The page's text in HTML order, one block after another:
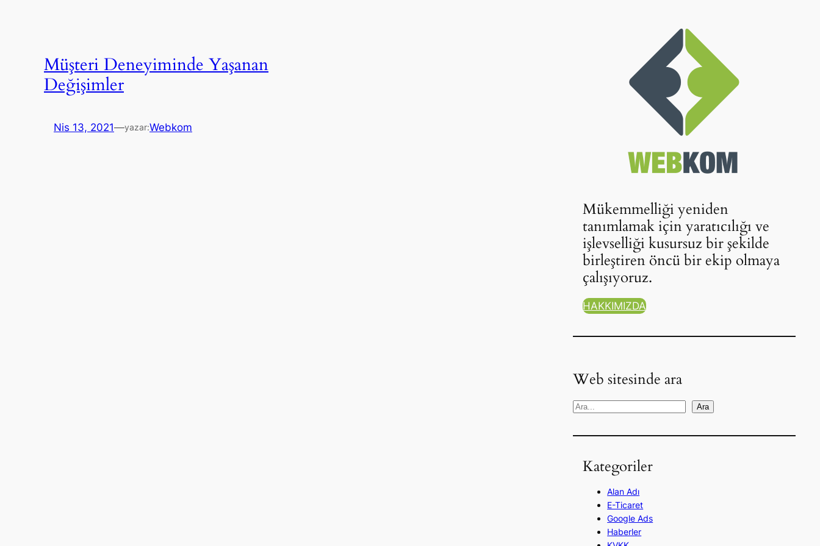
Müşteri Deneyiminde Yaşanan
Değişimler
Nis 13, 2021—yazar:Webkom
Mükemmelliği yeniden
tanımlamak için yaratıcılığı ve
işlevselliği kusursuz bir şekilde
birleştiren öncü bir ekip olmaya
çalışıyoruz.
HAKKIMIZDA
Web sitesinde ara
A
a
Ara
Kategoriler
Alan Adı
E-Ticaret
Google Ads
Haberler